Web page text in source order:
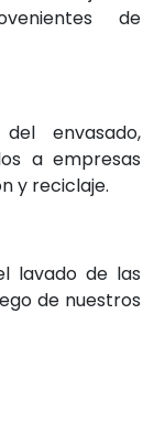
de
envasado,
a empresas
y reciclaje.
lavado de las
de nuestros